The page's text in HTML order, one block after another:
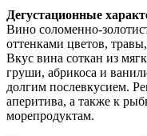
Дегустационные
Вино соломенно-
оттенками цветов,
Вкус вина соткан из
груши, абрикоса и
долгим послевкусием.
аперитива, а также к
морепродуктам.